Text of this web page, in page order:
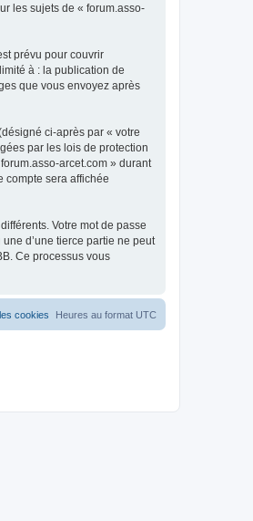
les sujets de « forum.asso-
prévu pour couvrir
à : la publication de
que vous envoyez après
ci-après par « votre
par les lois de protection
arcet.com » durant
compte sera affichée
Votre mot de passe
d’une tierce partie ne peut
Ce processus vous
Heures au format UTC
cookies